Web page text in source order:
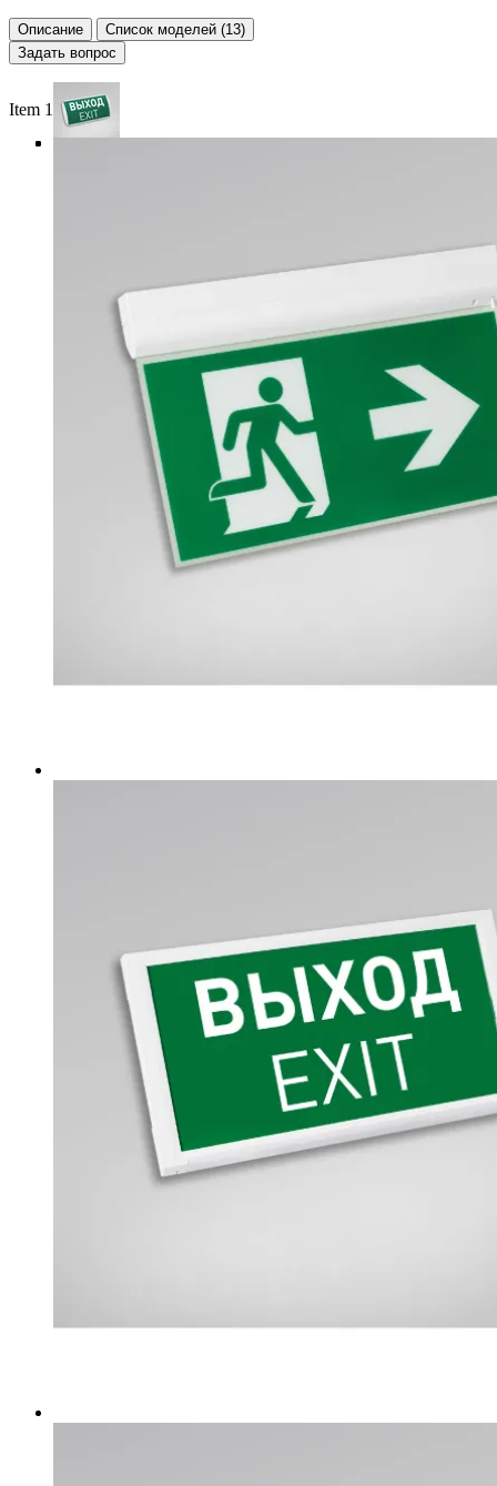
Описание
Список моделей (13)
Задать вопрос
Item 1 of 4